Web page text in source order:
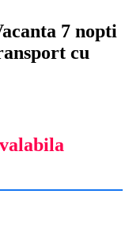
7 nopti
cu